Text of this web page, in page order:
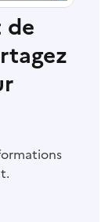
de